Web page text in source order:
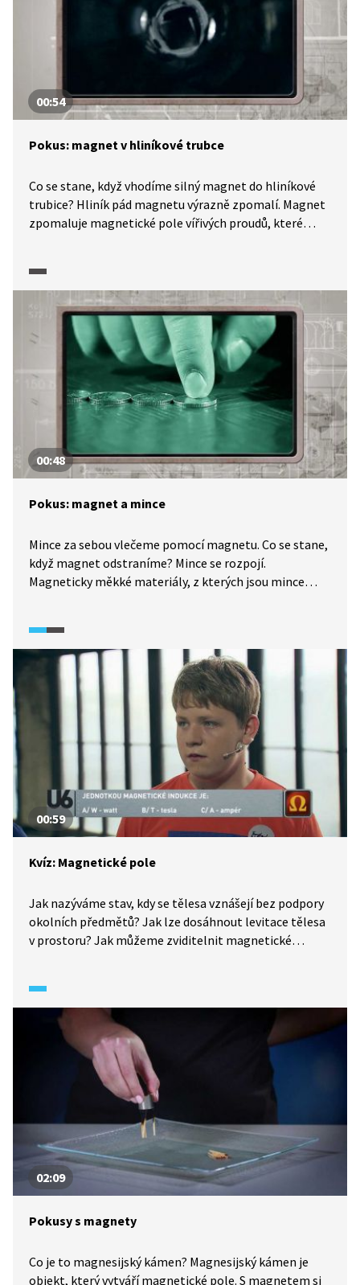
00:54
Pokus: magnet v hliníkové trubce
Co se stane, když vhodíme silný magnet do hliníkové
trubice? Hliník pád magnetu výrazně zpomalí. Magnet
zpomaluje magnetické pole vířivých proudů, které
00:48
Pokus: magnet a mince
Mince za sebou vlečeme pomocí magnetu. Co se stane,
když magnet odstraníme? Mince se rozpojí.
Magneticky měkké materiály, z kterých jsou mince
00:59
Kvíz: Magnetické pole
Jak nazýváme stav, kdy se tělesa vznášejí bez podpory
okolních předmětů? Jak lze dosáhnout levitace tělesa
v prostoru? Jak můžeme zviditelnit magnetické
02:09
Pokusy s magnety
Co je to magnesijský kámen? Magnesijský kámen je
objekt, který vytváří magnetické pole. S magnetem si